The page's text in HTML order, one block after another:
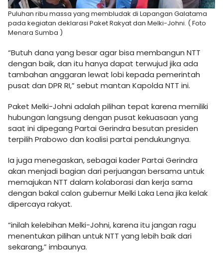
Puluhan ribu massa yang membludak di Lapangan Galatama
pada kegiatan deklarasi Paket Rakyat dan Melki-Johni. ( Foto
Menara Sumba )
“Butuh dana yang besar agar bisa membangun NTT
dengan baik, dan itu hanya dapat terwujud jika ada
tambahan anggaran lewat lobi kepada pemerintah
pusat dan DPR RI,” sebut mantan Kapolda NTT ini.
Paket Melki-Johni adalah pilihan tepat karena memiliki
hubungan langsung dengan pusat kekuasaan yang
saat ini dipegang Partai Gerindra besutan presiden
terpilih Prabowo dan koalisi partai pendukungnya.
Ia juga menegaskan, sebagai kader Partai Gerindra
akan menjadi bagian dari perjuangan bersama untuk
memajukan NTT dalam kolaborasi dan kerja sama
dengan bakal calon gubernur Melki Laka Lena jika kelak
dipercaya rakyat.
“inilah kelebihan Melki-Johni, karena itu jangan ragu
menentukan pilihan untuk NTT yang lebih baik dari
sekarang,” imbaunya.